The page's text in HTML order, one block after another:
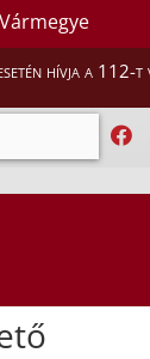
hívja a 112-